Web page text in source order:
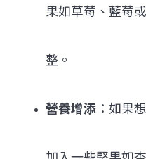
果如草莓、藍莓
整。
營養增添 ：如果